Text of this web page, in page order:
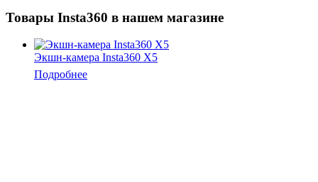
Товары Insta360 в нашем магазине
Экшн-камера Insta360 X5
Подробнее